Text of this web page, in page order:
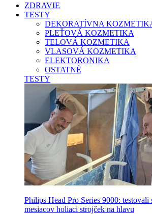
ZDRAVIE
TESTY
DEKORATÍVNA
PLEŤOVÁ KOZMETIKA
TELOVÁ KOZMETIKA
VLASOVÁ KOZMETIKA
ELEKTORONIKA
OSTATNÉ
TESTY
Philips Head Pro Series 9000:
mesiacov holiaci strojček na hlavu